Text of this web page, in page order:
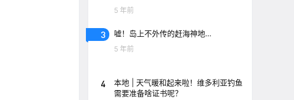
了！！
5 年前
3 嘘！岛上不外传的赶海神地…
5 年前
4
本地 | 天气暖和起来啦！维多利亚钓鱼
需要准备啥证书呢？